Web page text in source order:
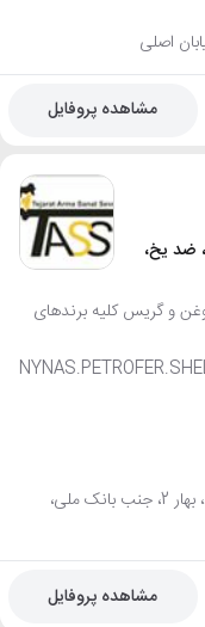
مشاهده پروفایل
ضد یخ،
و گریس کلیه برندهای
مشهد، منطقه 1، محله سجاد شهر، بلوار سجاد، بهار 2، جنب بانک ملی،
مشاهده پروفایل